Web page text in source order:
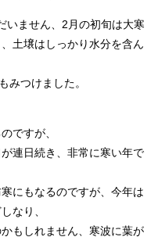
いません、2月の初旬は大寒
土壌はしっかり水分を含ん
みつけました。
ですが、
連日続き、非常に寒い年で
にもなるのですが、今年は
なり、
もしれません、寒波に葉が